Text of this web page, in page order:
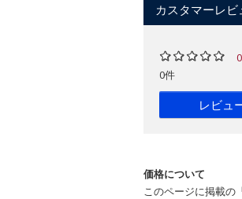
カスタマーレビ
0
0件
レビュ
価格について
このページに掲載の